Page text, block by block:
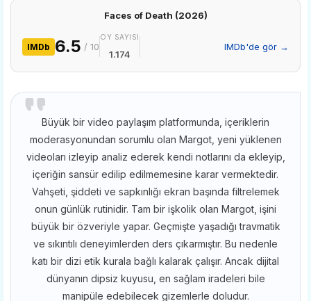
Faces of Death (2026)
IMDb 6.5 / 10
OY SAYISI
1.174
IMDb'de gör →
Büyük bir video paylaşım platformunda, içeriklerin
moderasyonundan sorumlu olan Margot, yeni yüklenen
videoları izleyip analiz ederek kendi notlarını da ekleyip,
içeriğin sansür edilip edilmemesine karar vermektedir.
Vahşeti, şiddeti ve sapkınlığı ekran başında filtrelemek
onun günlük rutinidir. Tam bir işkolik olan Margot, işini
büyük bir özveriyle yapar. Geçmişte yaşadığı travmatik
ve sıkıntılı deneyimlerden ders çıkarmıştır. Bu nedenle
katı bir dizi etik kurala bağlı kalarak çalışır. Ancak dijital
dünyanın dipsiz kuyusu, en sağlam iradeleri bile
manipüle edebilecek gizemlerle doludur.